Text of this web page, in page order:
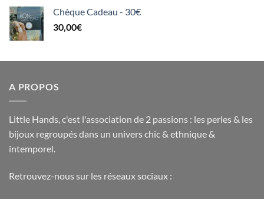
Chèque Cadeau - 30€
30,00€
A PROPOS
Little Hands, c'est l'association de 2 passions : les perles & les
bijoux regroupés dans un univers chic & ethnique &
intemporel.
Retrouvez-nous sur les réseaux sociaux :